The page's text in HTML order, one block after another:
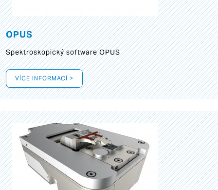
OPUS
Spektroskopický software OPUS
VÍCE INFORMACÍ >